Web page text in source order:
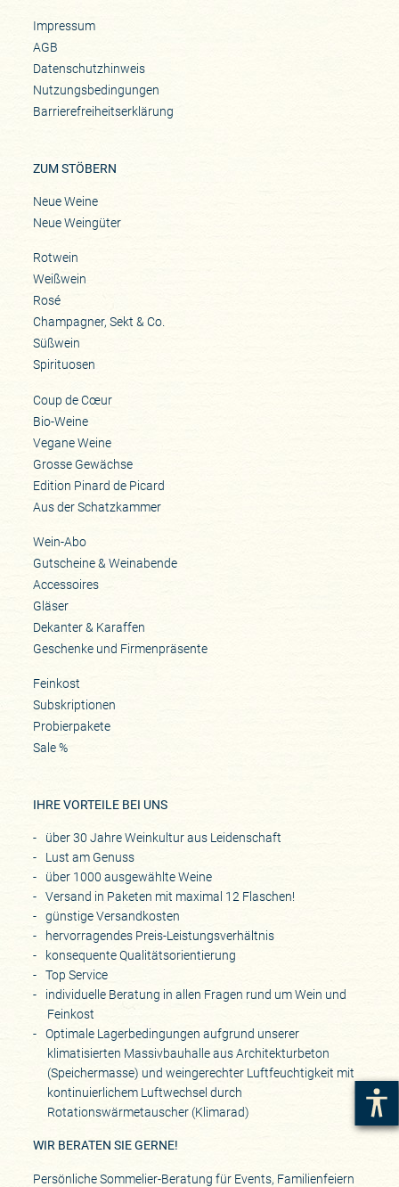
Impressum
AGB
Datenschutzhinweis
Nutzungsbedingungen
Barrierefreiheitserklärung
ZUM STÖBERN
Neue Weine
Neue Weingüter
Rotwein
Weißwein
Rosé
Champagner, Sekt & Co.
Süßwein
Spirituosen
Coup de Cœur
Bio-Weine
Vegane Weine
Grosse Gewächse
Edition Pinard de Picard
Aus der Schatzkammer
Wein-Abo
Gutscheine & Weinabende
Accessoires
Gläser
Dekanter & Karaffen
Geschenke und Firmenpräsente
Feinkost
Subskriptionen
Probierpakete
Sale %
IHRE VORTEILE BEI UNS
über 30 Jahre Weinkultur aus Leidenschaft
Lust am Genuss
über 1000 ausgewählte Weine
Versand in Paketen mit maximal 12 Flaschen!
günstige Versandkosten
hervorragendes Preis-Leistungsverhältnis
konsequente Qualitätsorientierung
Top Service
individuelle Beratung in allen Fragen rund um Wein und
Feinkost
Optimale Lagerbedingungen aufgrund unserer
klimatisierten Massivbauhalle aus Architekturbeton
(Speichermasse) und weingerechter Luftfeuchtigkeit mit
kontinuierlichem Luftwechsel durch
Rotationswärmetauscher (Klimarad)
WIR BERATEN SIE GERNE!
Persönliche Sommelier-Beratung für Events, Familienfeiern